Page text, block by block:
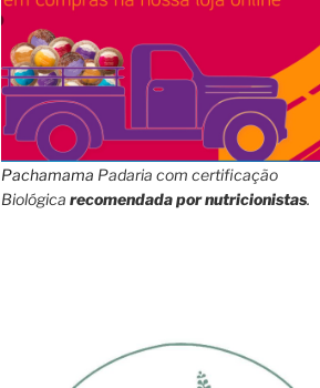
Pachamama Padaria com certificação
Biológica recomendada por nutricionistas.